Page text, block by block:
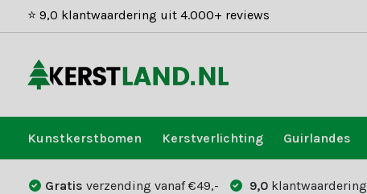
⭐ 9,0 klantwaardering uit 4.000+ reviews
Kunstkerstbomen Kerstverlichting Guirlandes
Gratis verzending vanaf €49,- 9,0 klantwaardering